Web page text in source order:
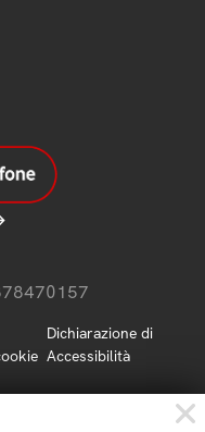
Dichiarazione di
Accessibilità